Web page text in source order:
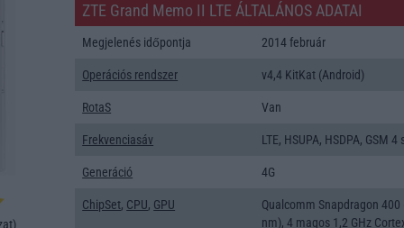
)
ZTE Grand Memo II LTE ÁLTALÁNOS ADATAI
Megjelenés időpontja 2014 február
Operációs rendszer v4,4 KitKat (Android)
RotaS Van
Frekvenciasáv LTE, HSUPA, HSDPA, GSM 4
Generáció 4G
ChipSet, CPU, GPU
Qualcomm Snapdragon 400
nm), 4 magos 1,2 GHz